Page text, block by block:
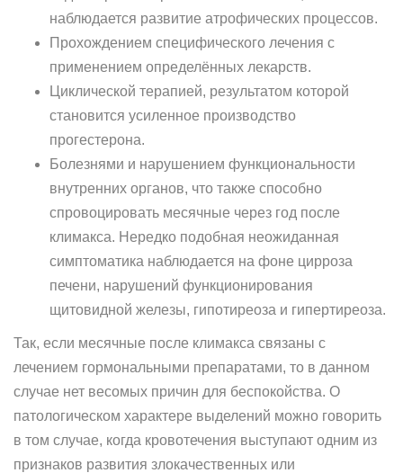
наблюдается развитие атрофических процессов.
Прохождением специфического лечения с
применением определённых лекарств.
Циклической терапией, результатом которой
становится усиленное производство
прогестерона.
Болезнями и нарушением функциональности
внутренних органов, что также способно
спровоцировать месячные через год после
климакса. Нередко подобная неожиданная
симптоматика наблюдается на фоне цирроза
печени, нарушений функционирования
щитовидной железы, гипотиреоза и гипертиреоза.
Так, если месячные после климакса связаны с
лечением гормональными препаратами, то в данном
случае нет весомых причин для беспокойства. О
патологическом характере выделений можно говорить
в том случае, когда кровотечения выступают одним из
признаков развития злокачественных или